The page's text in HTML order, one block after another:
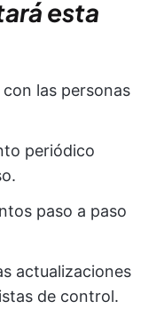
esta
las personas
periódico
paso a paso
actualizaciones
de control.